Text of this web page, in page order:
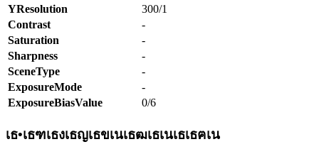
YResolution
300/1
Contrast
-
Saturation
-
Sharpness
-
SceneType
-
ExposureMode
-
ExposureBiasValue
0/6
เธ•เธฑเธงเธญเธขเนเธฒเธเนเธเธฅเน